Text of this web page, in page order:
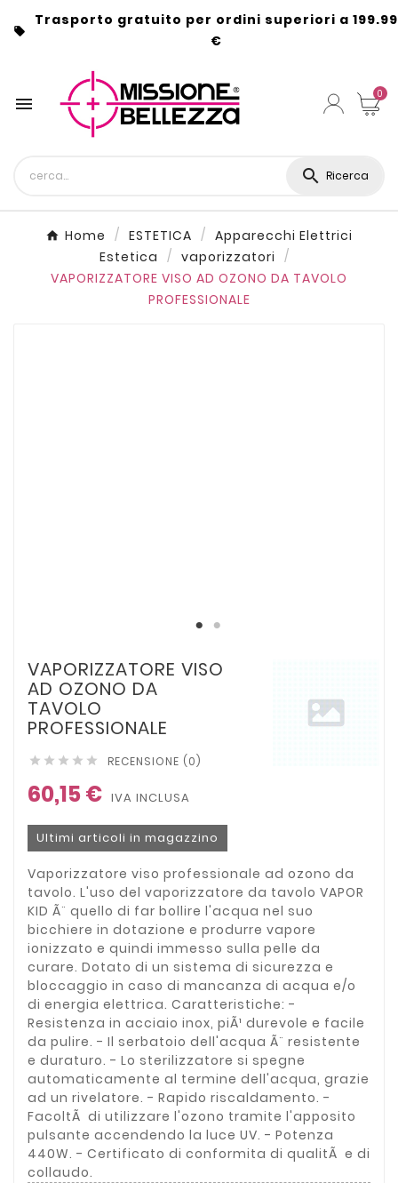

Trasporto gratuito per ordini superiori a 199.99
€
 0
 Ricerca
Home ESTETICA
Apparecchi Elettrici
Estetica
vaporizzatori
VAPORIZZATORE VISO AD OZONO DA TAVOLO
PROFESSIONALE
VAPORIZZATORE VISO
AD OZONO DA
TAVOLO
PROFESSIONALE
     RECENSIONE (0)
60,15 € IVA INCLUSA
Ultimi articoli in magazzino
Vaporizzatore viso professionale ad ozono da
tavolo. L'uso del vaporizzatore da tavolo VAPOR
KID Ã¨ quello di far bollire l'acqua nel suo
bicchiere in dotazione e produrre vapore
ionizzato e quindi immesso sulla pelle da
curare. Dotato di un sistema di sicurezza e
bloccaggio in caso di mancanza di acqua e/o
di energia elettrica. Caratteristiche: -
Resistenza in acciaio inox, piÃ¹ durevole e facile
da pulire. - Il serbatoio dell'acqua Ã¨ resistente
e duraturo. - Lo sterilizzatore si spegne
automaticamente al termine dell'acqua, grazie
ad un rivelatore. - Rapido riscaldamento. -
FacoltÃ di utilizzare l'ozono tramite l'apposito
pulsante accendendo la luce UV. - Potenza
440W. - Certificato di conformita di qualitÃ e di
collaudo.